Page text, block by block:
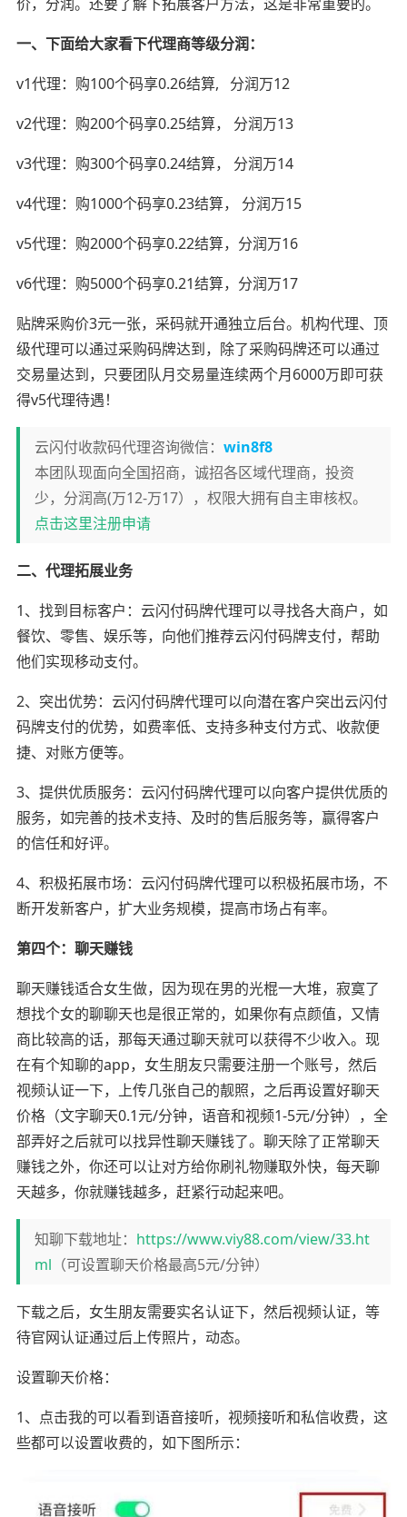
一、下面给大家看下代理商等级分润：
v1代理：购100个码享0.26结算, 分润万12
v2代理：购200个码享0.25结算， 分润万13
v3代理：购300个码享0.24结算， 分润万14
v4代理：购1000个码享0.23结算， 分润万15
v5代理：购2000个码享0.22结算，分润万16
v6代理：购5000个码享0.21结算，分润万17
贴牌采购价3元一张，采码就开通独立后台。机构代理、顶
级代理可以通过采购码牌达到，除了采购码牌还可以通过
交易量达到，只要团队月交易量连续两个月6000万即可获
得v5代理待遇！
云闪付收款码代理咨询微信： win8f8
本团队现面向全国招商，诚招各区域代理商，投资
少，分润高(万12-万17），权限大拥有自主审核权。
点击这里注册申请
二、代理拓展业务
1、找到目标客户：云闪付码牌代理可以寻找各大商户，如
餐饮、零售、娱乐等，向他们推荐云闪付码牌支付，帮助
他们实现移动支付。
2、突出优势：云闪付码牌代理可以向潜在客户突出云闪付
码牌支付的优势，如费率低、支持多种支付方式、收款便
捷、对账方便等。
3、提供优质服务：云闪付码牌代理可以向客户提供优质的
服务，如完善的技术支持、及时的售后服务等，赢得客户
的信任和好评。
4、积极拓展市场：云闪付码牌代理可以积极拓展市场，不
断开发新客户，扩大业务规模，提高市场占有率。
第四个：聊天赚钱
聊天赚钱适合女生做，因为现在男的光棍一大堆，寂寞了
想找个女的聊聊天也是很正常的，如果你有点颜值，又情
商比较高的话，那每天通过聊天就可以获得不少收入。现
在有个知聊的app，女生朋友只需要注册一个账号，然后
视频认证一下，上传几张自己的靓照，之后再设置好聊天
价格（文字聊天0.1元/分钟，语音和视频1-5元/分钟），全
部弄好之后就可以找异性聊天赚钱了。聊天除了正常聊天
赚钱之外，你还可以让对方给你刷礼物赚取外快，每天聊
天越多，你就赚钱越多，赶紧行动起来吧。
知聊下载地址： https://www.viy88.com/view/33.ht
ml （可设置聊天价格最高5元/分钟）
下载之后，女生朋友需要实名认证下，然后视频认证，等
待官网认证通过后上传照片，动态。
设置聊天价格：
1、点击我的可以看到语音接听，视频接听和私信收费，这
些都可以设置收费的，如下图所示：